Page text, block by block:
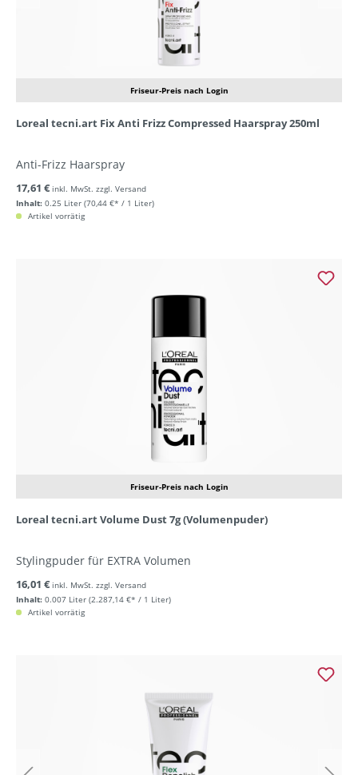
Friseur-Preis nach Login
Loreal tecni.art Fix Anti Frizz Compressed Haarspray 250ml
Anti-Frizz Haarspray
Inhalt: 0.25 Liter (70,44 €* / 1 Liter)
17,61 € inkl. MwSt. zzgl. Versand
Artikel vorrätig
Friseur-Preis nach Login
Loreal tecni.art Volume Dust 7g (Volumenpuder)
Stylingpuder für EXTRA Volumen
Inhalt: 0.007 Liter (2.287,14 €* / 1 Liter)
16,01 € inkl. MwSt. zzgl. Versand
Artikel vorrätig